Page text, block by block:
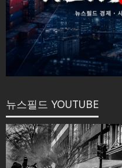
뉴스필드 YOUTUBE